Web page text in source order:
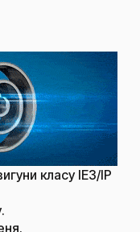
класу IE3/IP